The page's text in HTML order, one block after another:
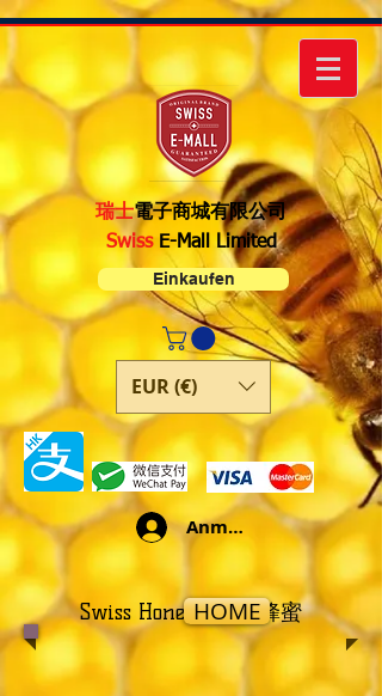
瑞士電子商城有限公司
Swiss E-Mall Limited
Einkaufen
EUR (€)
Anmelden
Swiss Honey | 瑞士蜂蜜
HOME